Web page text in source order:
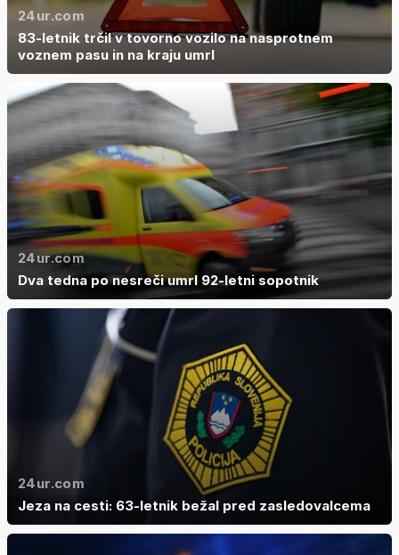
24ur.com
83-letnik trčil v tovorno vozilo na nasprotnem
voznem pasu in na kraju umrl
24ur.com
Dva tedna po nesreči umrl 92-letni sopotnik
24ur.com
Jeza na cesti: 63-letnik bežal pred zasledovalcema